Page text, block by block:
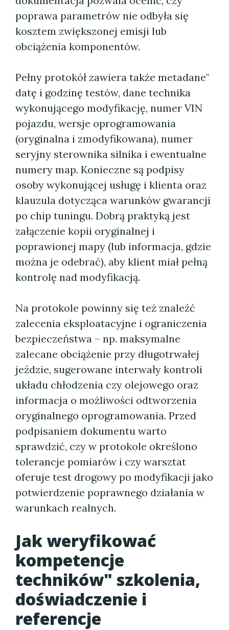
poprawa parametrów nie odbyła się
kosztem zwiększonej emisji lub
obciążenia komponentów.
Pełny protokół zawiera także metadane"
datę i godzinę testów, dane technika
wykonującego modyfikację, numer VIN
pojazdu, wersje oprogramowania
(oryginalna i zmodyfikowana), numer
seryjny sterownika silnika i ewentualne
numery map. Konieczne są podpisy
osoby wykonującej usługę i klienta oraz
klauzula dotycząca warunków gwarancji
po chip tuningu. Dobrą praktyką jest
załączenie kopii oryginalnej i
poprawionej mapy (lub informacja, gdzie
można je odebrać), aby klient miał pełną
kontrolę nad modyfikacją.
Na protokole powinny się też znaleźć
zalecenia eksploatacyjne i ograniczenia
bezpieczeństwa – np. maksymalne
zalecane obciążenie przy długotrwałej
jeździe, sugerowane interwały kontroli
układu chłodzenia czy olejowego oraz
informacja o możliwości odtworzenia
oryginalnego oprogramowania. Przed
podpisaniem dokumentu warto
sprawdzić, czy w protokole określono
tolerancje pomiarów i czy warsztat
oferuje test drogowy po modyfikacji jako
potwierdzenie poprawnego działania w
warunkach realnych.
Jak weryfikować
kompetencje
techników" szkolenia,
doświadczenie i
referencje